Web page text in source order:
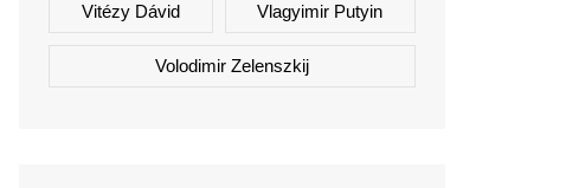
Vitézy Dávid Vlagyimir Putyin
Volodimir Zelenszkij